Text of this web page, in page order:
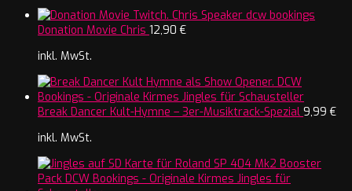
Donation Movie Chris 12,90 €
inkl. MwSt.
Break Dancer Kult-Hymne – 3er-Musiktrack-Spezial 9,99 €
inkl. MwSt.